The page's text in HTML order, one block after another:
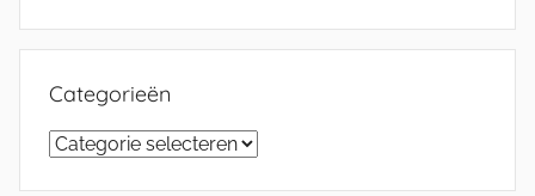
Categorieën
Categorieën